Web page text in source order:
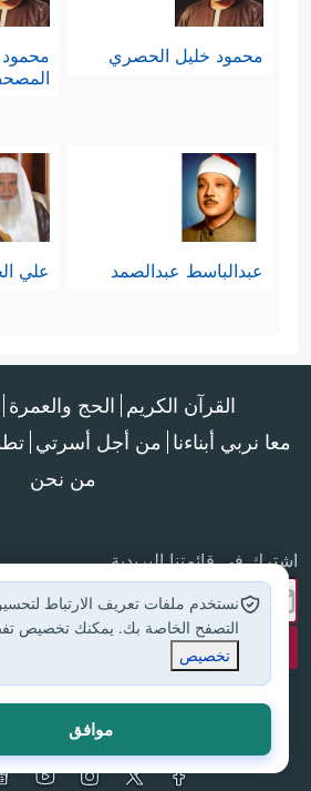
محمود خليل الحصري
عبدالباسط عبدالصمد علي
القرآن الكريم الحج والعمرة
معا نربي أبناءنا من أجل أسرتي
من نحن
اشترك في قائمتنا البريدية
جميع الحقوق محفوظة لموقع إسلام
نستخدم ملفات تعريف الارتباط
التصفح الخاصة بك. يمكنك تخصيص
تخصيص
موافق